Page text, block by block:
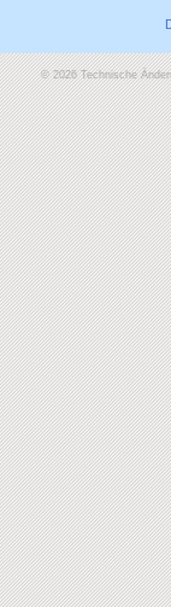
© 2026 Technische